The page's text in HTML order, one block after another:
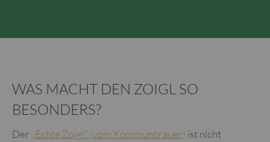
WAS MACHT DEN ZOIGL SO
BESONDERS?
Der „Echte Zoigl“ (vom Kommunbrauer) ist nicht